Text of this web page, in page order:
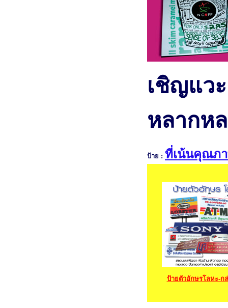
เชิญแว
หลากห
ป้าย : ที่เน้นคุณภา
ป้ายตัวอักษรโลหะ-ก